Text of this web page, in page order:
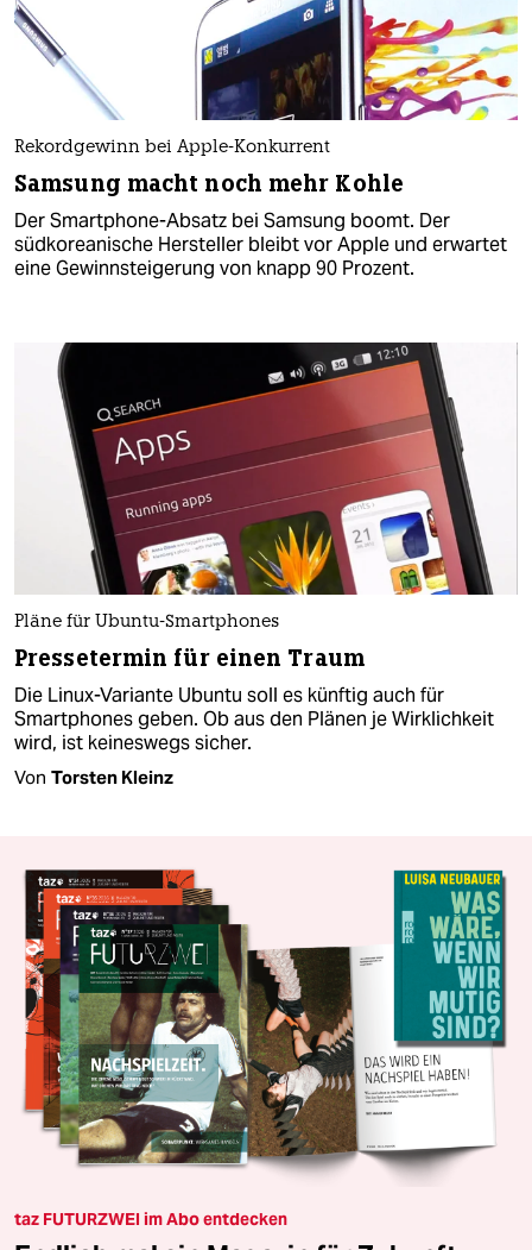
Rekordgewinn bei Apple-Konkurrent
Samsung macht noch mehr Kohle
Der Smartphone-Absatz bei Samsung boomt. Der
südkoreanische Hersteller bleibt vor Apple und erwartet
eine Gewinnsteigerung von knapp 90 Prozent.
Pläne für Ubuntu-Smartphones
Pressetermin für einen Traum
Die Linux-Variante Ubuntu soll es künftig auch für
Smartphones geben. Ob aus den Plänen je Wirklichkeit
wird, ist keineswegs sicher.
Von Torsten Kleinz
taz FUTURZWEI im Abo entdecken